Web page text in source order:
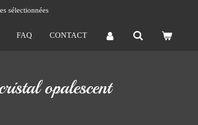
sélectionnées
FAQ CONTACT
opalescent